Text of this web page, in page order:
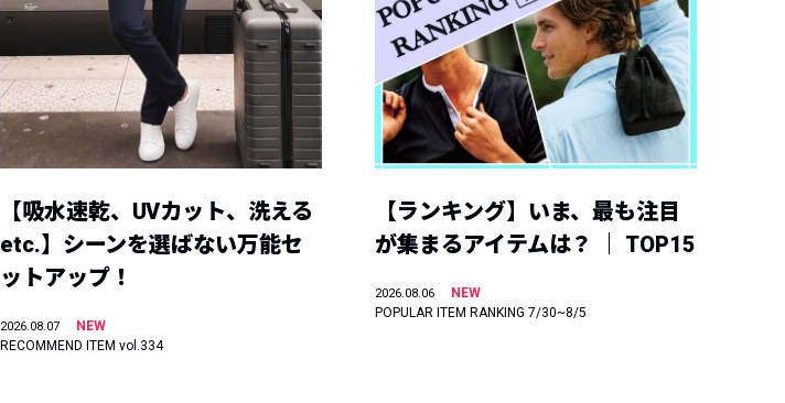
【吸水速乾、UVカット、洗える
etc.】シーンを選ばない万能セ
ットアップ！
2026.08.07
NEW
RECOMMEND ITEM vol.334
【ランキング】いま、最も注目
が集まるアイテムは？ ｜ TOP15
2026.08.06
NEW
POPULAR ITEM RANKING 7/30~8/5